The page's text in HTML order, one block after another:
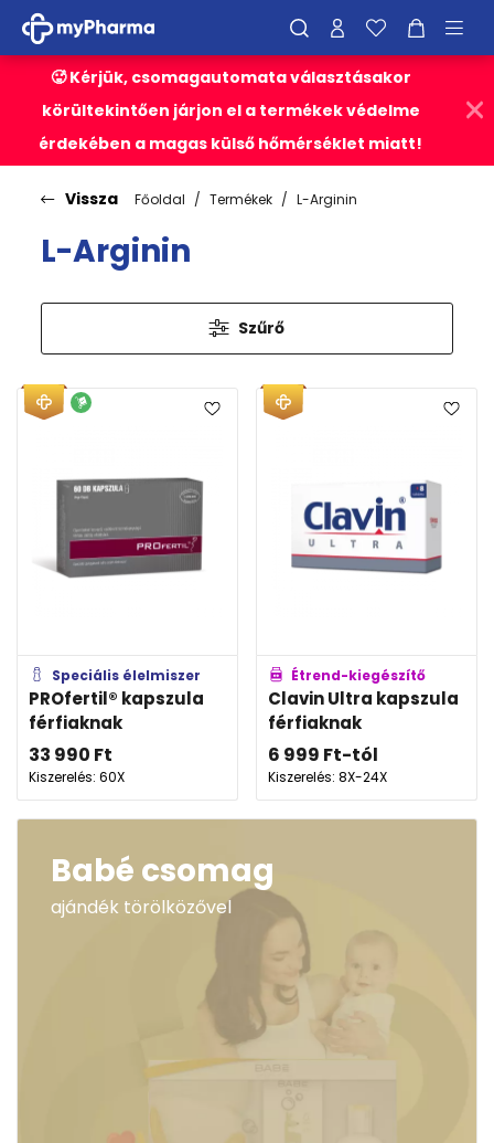
🥵 Kérjük, csomagautomata választásakor
körültekintően járjon el a termékek védelme
érdekében a magas külső hőmérséklet miatt!
Vissza Főoldal Termékek L-Arginin
L-Arginin
Szűrő
Speciális élelmiszer
PROfertil® kapszula
férfiaknak
33 990 Ft
Kiszerelés: 60X
Étrend-kiegészítő
Clavin Ultra kapszula
férfiaknak
6 999 Ft-tól
Kiszerelés: 8X-24X
Babé csomag
ajándék törölközővel